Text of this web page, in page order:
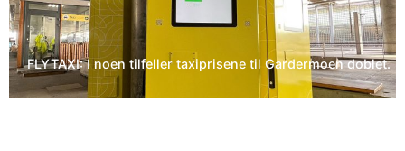
FLYTAXI: I noen tilfeller taxiprisene til Gardermoen doblet.